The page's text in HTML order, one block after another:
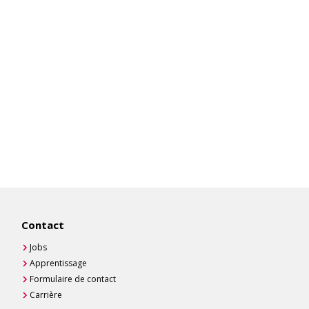
Contact
Jobs
Apprentissage
Formulaire de contact
Carrière